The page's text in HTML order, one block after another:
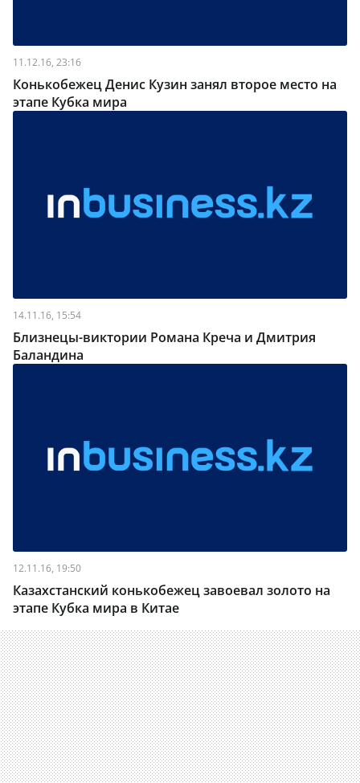
11.12.16, 23:16
Конькобежец Денис Кузин занял второе место на
этапе Кубка мира
14.11.16, 15:54
Близнецы-виктории Романа Креча и Дмитрия
Баландина
12.11.16, 19:50
Казахстанский конькобежец завоевал золото на
этапе Кубка мира в Китае